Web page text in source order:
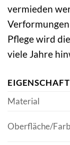
vermieden
Pflege wird
viele Jahre
EIGENSCHAFT
Material
Oberfläche/